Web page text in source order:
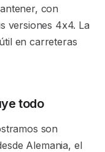
con
versiones 4x4. La
en carreteras
todo
son
Alemania, el